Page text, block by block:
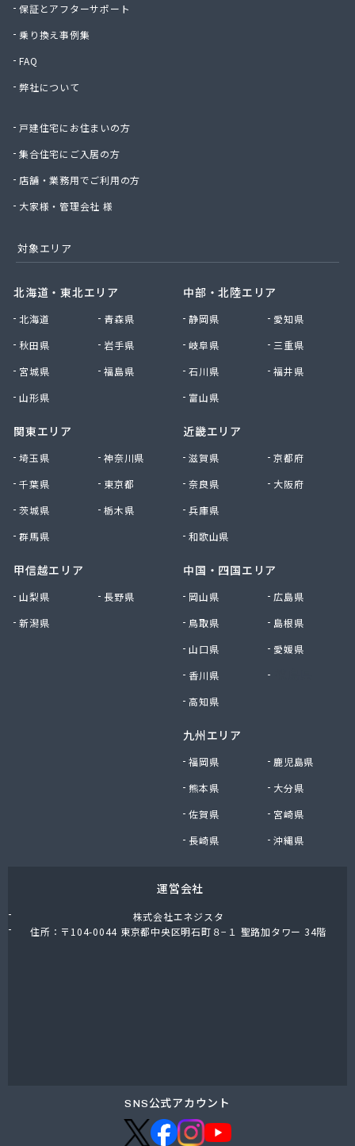
神山液化ガス
須田商事株式会社
星のや商店
聖火産業株式会社
西部燃料ガス株式会社
石井商店
石崎平八郎商店
赤羽根プロパンガス
赤羽燃料店
川津商店
川俣商販株式会社
早見商店
足利ガス事業組合配送センター
足利団地ガス株式会社
大塚プロパン
大田原エルピーガス保安センター協同組合
谷中田プロパン店
中央セントラルガス株式会社 宇都宮営業所
中央セントラルガス株式会社 那須営業所
町田屋商店出光興産大沢給油所
津吹商店
津田商店
田邊工業株式会社 佐野工場
田邊工業株式会社 足利営業所
東京ガスエネルギー株式会社 宇都宮サービスセン
東上ガス株式会社 真岡営業所
東上ガス株式会社 那須営業所
栃木液化ガス株式会社
栃木県プロパンガス商業協同組合
栃木石油株式会社 本社
日東瓦斯株式会社 南河内営業所
日本ガス株式会社 宇都宮営業所
保証とアフターサポート
乗り換え事例集
FAQ
弊社について
戸建住宅にお住まいの方
集合住宅にご入居の方
店舗・業務用でご利用の方
大家様・管理会社 様
対象エリア
北海道・東北エリア
北海道
青森県
秋田県
岩手県
宮城県
福島県
山形県
関東エリア
埼玉県
神奈川県
千葉県
東京都
茨城県
栃木県
群馬県
甲信越エリア
山梨県
長野県
新潟県
中部・北陸エリア
静岡県
愛知県
岐阜県
三重県
石川県
福井県
富山県
近畿エリア
滋賀県
京都府
奈良県
大阪府
兵庫県
和歌山県
中国・四国エリア
岡山県
広島県
鳥取県
島根県
山口県
愛媛県
香川県
高知県
九州エリア
福岡県
鹿児島県
熊本県
大分県
佐賀県
宮崎県
長崎県
沖縄県
運営会社
株式会社エネジスタ
住所：〒104-0044 東京都中央区明石町８−１ 聖路加タワー 34階
SNS公式アカウント